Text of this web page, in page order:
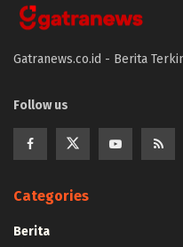
Gatranews.co.id - Berita
Follow us
Categories
Berita